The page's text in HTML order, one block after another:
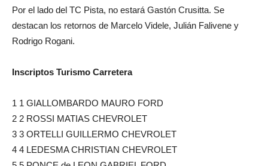
Por el lado del TC Pista, no estará Gastón Crusitta. Se
destacan los retornos de Marcelo Videle, Julián Falivene y
Rodrigo Rogani.
Inscriptos Turismo Carretera
1 1 GIALLOMBARDO MAURO FORD
2 2 ROSSI MATIAS CHEVROLET
3 3 ORTELLI GUILLERMO CHEVROLET
4 4 LEDESMA CHRISTIAN CHEVROLET